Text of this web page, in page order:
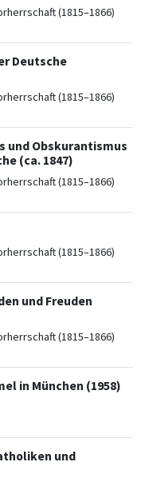
(1815–1866)
Deutsche
(1815–1866)
Obskurantismus
(ca. 1847)
(1815–1866)
(1815–1866)
und Freuden
(1815–1866)
in München (1958)
und